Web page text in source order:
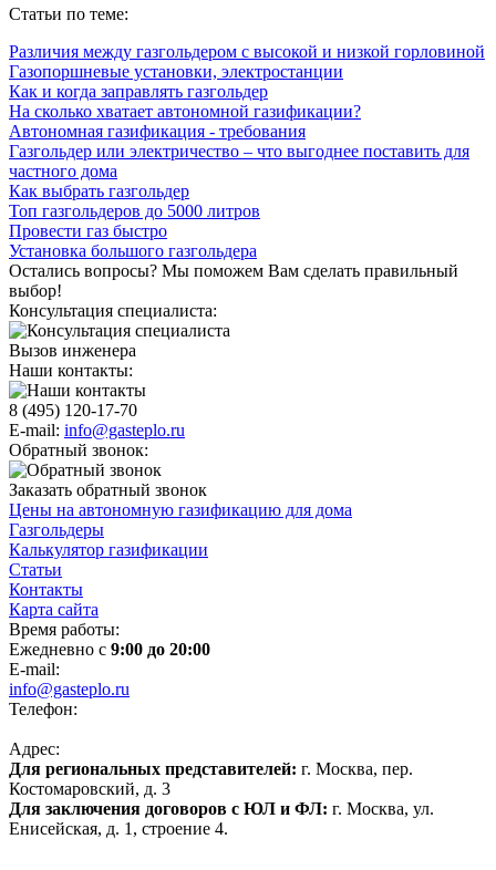
Статьи по теме:
Различия между газгольдером с высокой и низкой горловиной
Газопоршневые установки, электростанции
Как и когда заправлять газгольдер
На сколько хватает автономной газификации?
Автономная газификация - требования
Газгольдер или электричество – что выгоднее поставить для
частного дома
Как выбрать газгольдер
Топ газгольдеров до 5000 литров
Провести газ быстро
Установка большого газгольдера
Остались вопросы? Мы поможем Вам сделать правильный
выбор!
Консультация специалиста:
Вызов инженера
Наши контакты:
8 (495) 120-17-70
E-mail: info@gasteplo.ru
Обратный звонок:
Заказать обратный звонок
Цены на автономную газификацию для дома
Газгольдеры
Калькулятор газификации
Статьи
Контакты
Карта сайта
Время работы:
Ежедневно с 9:00 до 20:00
E-mail:
info@gasteplo.ru
Телефон:
Адрес:
Для региональных представителей: г. Москва, пер.
Костомаровский, д. 3
Для заключения договоров с ЮЛ и ФЛ: г. Москва, ул.
Енисейская, д. 1, строение 4.